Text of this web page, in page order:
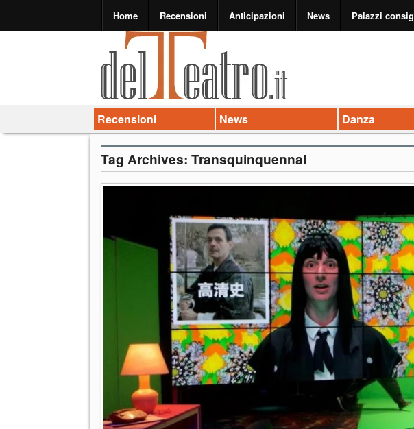
Home Recensioni Anticipazioni News Palazzi
Recensioni News Danza
Tag Archives: Transquinquennal